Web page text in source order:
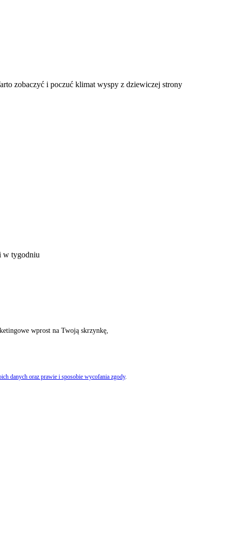
zobaczyć i poczuć klimat wyspy z dziewiczej strony
w tygodniu
wprost na Twoją skrzynkę,
danych oraz prawie i sposobie wycofania zgody.